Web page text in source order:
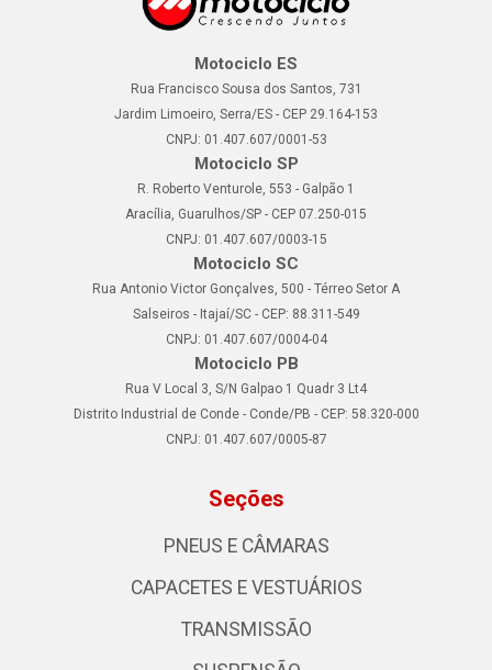
Motociclo ES
Rua Francisco Sousa dos Santos, 731
Jardim Limoeiro, Serra/ES - CEP 29.164-153
CNPJ: 01.407.607/0001-53
Motociclo SP
R. Roberto Venturole, 553 - Galpão 1
Aracília, Guarulhos/SP - CEP 07.250-015
CNPJ: 01.407.607/0003-15
Motociclo SC
Rua Antonio Victor Gonçalves, 500 - Térreo Setor A
Salseiros - Itajaí/SC - CEP: 88.311-549
CNPJ: 01.407.607/0004-04
Motociclo PB
Rua V Local 3, S/N Galpao 1 Quadr 3 Lt4
Distrito Industrial de Conde - Conde/PB - CEP: 58.320-000
CNPJ: 01.407.607/0005-87
Seções
PNEUS E CÂMARAS
CAPACETES E VESTUÁRIOS
TRANSMISSÃO